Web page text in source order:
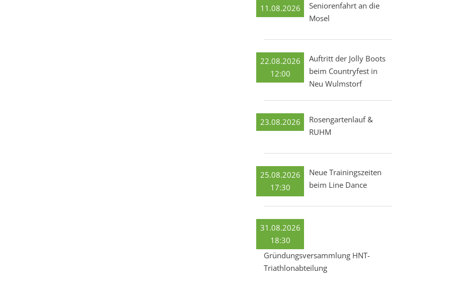
11.08.2026
Seniorenfahrt an die
Mosel
22.08.2026
12:00
Auftritt der Jolly Boots
beim Countryfest in
Neu Wulmstorf
23.08.2026
Rosengartenlauf &
RUHM
25.08.2026
17:30
Neue Trainingszeiten
beim Line Dance
31.08.2026
18:30
Gründungsversammlung HNT-
Triathlonabteilung